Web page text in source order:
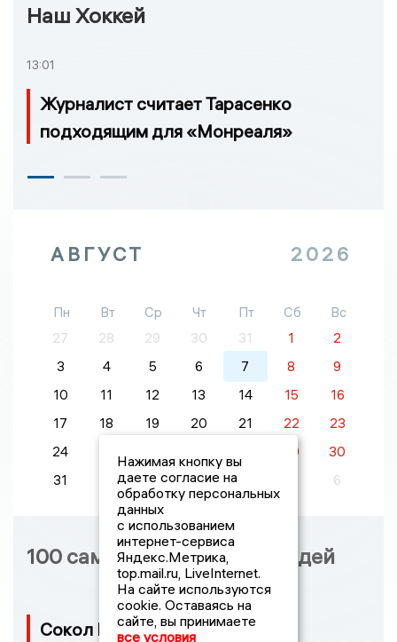
Наш Хоккей
13:01
Журналист считает Тарасенко
подходящим для «Монреаля»
АВГУСТ 2026
Пн Вт Ср Чт Пт Сб
Вс
27
28 29 30 31 1
2
3
4 5 6 7 8
9
10
11 12 13 14 15
16
17
18 19 20 21 22
23
24
29
30
31
2 3 6
100 самых влиятельных людей
Сокол Борис Александрович
Нажимая кнопку вы
даете согласие на
обработку персональных
данных
с использованием
интернет-сервиса
Яндекс.Метрика,
top.mail.ru, LiveInternet.
На сайте используются
cookie. Оставаясь на
сайте, вы принимаете
все условия